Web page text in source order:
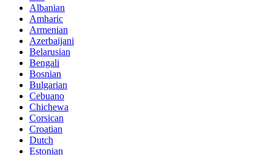
Albanian
Amharic
Armenian
Azerbaijani
Belarusian
Bengali
Bosnian
Bulgarian
Cebuano
Chichewa
Corsican
Croatian
Dutch
Estonian